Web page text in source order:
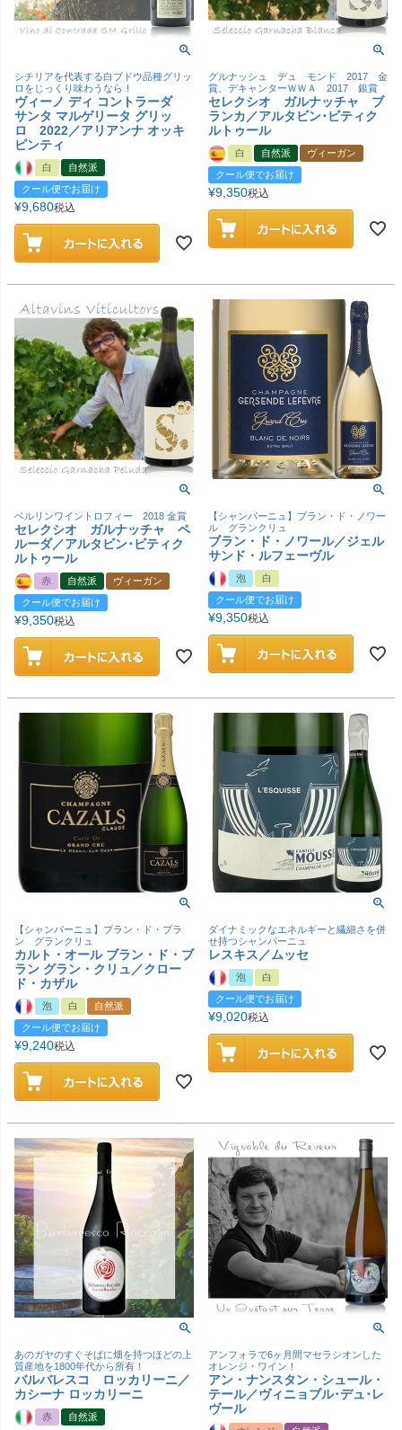
シチリアを代表する白ブドウ品種グリッ
ロをじっくり味わうなら！
ヴィーノ ディ コントラーダ
サンタ マルゲリータ グリッ
ロ 2022／アリアンナ オッキ
ピンティ
白
自然派
クール便でお届け
¥9,680税込
グルナッシュ デュ モンド 2017 金
賞、デキャンターＷＷＡ 2017 銀賞
セレクシオ ガルナッチャ ブ
ランカ／アルタビン･ビティク
ルトゥール
白 自然派
ヴィーガン
クール便でお届け
¥9,350税込
ベルリンワイントロフィー 2018 金賞
セレクシオ ガルナッチャ ペ
ルーダ／アルタビン･ビティク
ルトゥール
赤 自然派
ヴィーガン
クール便でお届け
¥9,350税込
【シャンパーニュ】ブラン・ド・ノワー
ル グランクリュ
ブラン・ド・ノワール／ジェル
サンド・ルフェーヴル
泡
白
クール便でお届け
¥9,350税込
【シャンパーニュ】ブラン・ド・ブラ
ン グランクリュ
カルト・オール ブラン・ド・ブ
ラン グラン・クリュ／クロー
ド・カザル
泡 白
自然派
クール便でお届け
¥9,240税込
ダイナミックなエネルギーと繊細さを併
せ持つシャンパーニュ
レスキス／ムッセ
泡
白
クール便でお届け
¥9,020税込
あのガヤのすぐそばに畑を持つほどの上
質産地を1800年代から所有！
バルバレスコ ロッカリーニ／
カシーナ ロッカリーニ
赤 自然派
アンフォラで6ヶ月間マセラシオンした
オレンジ・ワイン！
アン・ナンスタン・シュール・
テール／ヴィニョブル･デュ･レ
ヴール